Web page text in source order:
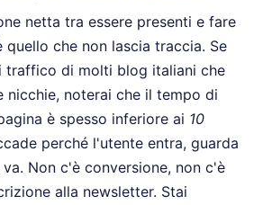
netta tra essere presenti e fare
quello che non lascia traccia. Se
traffico di molti blog italiani che
nicchie, noterai che il tempo di
è spesso inferiore ai 10
perché l'utente entra, guarda
Non c'è conversione, non c'è
alla newsletter. Stai